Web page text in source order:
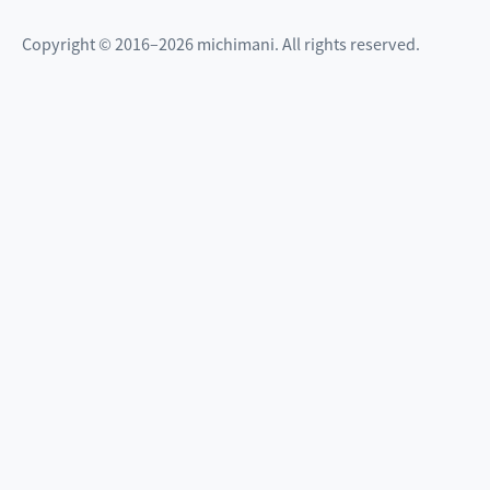
Copyright © 2016–2026 michimani. All rights reserved.